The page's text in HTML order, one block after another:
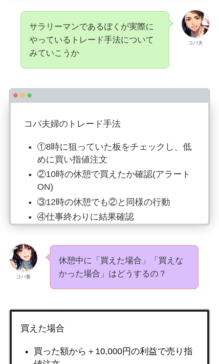
確認したらエントリー、上昇が鈍化し
たらすぐ利確
損切りは気分(スイングに切り替える場
合あり)
趣味なため時間を使いすぎない(アラー
コバ夫
サラリーマンであるぼくが実際に
やっているトレード手法について
みていこうか
コバ夫婦のトレード手法
①8時に狙っていた板をチェックし、低
めに買い指値注文
②10時の休憩で買えたか確認(アラート
ON)
③12時の休憩でも②と同様の行動
④仕事終わりに結果確認
コバ妻
休憩中に「買えた場合」「買えな
かった場合」はどうするの？
買えた場合
買った額から＋10,000円の利益で売り指